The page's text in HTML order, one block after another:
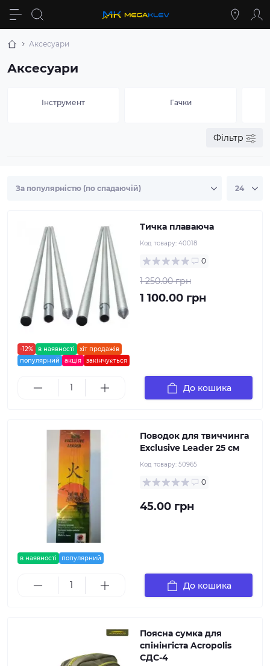
Аксесуари
Аксесуари
Інструмент Гачки
Фільтр
-12% в наявності
хіт продажів
популярний
акція закінчується
Тичка плаваюча
Код товару: 40018
0
1 250.00 грн
1 100.00 грн
До кошика
в наявності популярний
Поводок для твиччинга
Exclusive Leader 25 см
Код товару: 50965
0
45.00 грн
До кошика
Поясна сумка для
спінінгіста Acropolis
СДС-4